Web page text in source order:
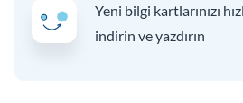
Yeni bilgi kartlarınızı
indirin ve yazdırın